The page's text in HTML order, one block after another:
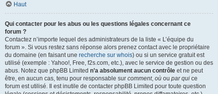
Haut
Qui contacter pour les abus ou les questions légales concernant ce
forum ?
Contactez n’importe lequel des administrateurs de la liste « L’équipe du
forum ». Si vous restez sans réponse alors prenez contact avec le propriétaire
du domaine (en faisant une recherche sur whois) ou si un service gratuit est
utilisé (exemple : Yahoo!, Free, f2s.com, etc.), avec le service de gestion ou des
abus. Notez que phpBB Limited n’a absolument aucun contrôle et ne peut
être, en aucun cas, tenu pour responsable sur comment, où ou par qui ce
forum est utilisé. Il est inutile de contacter phpBB Limited pour toute question